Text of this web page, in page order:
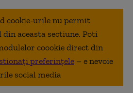
cookie-urile nu permit
aceasta sectiune. Poti
coookie direct din
preferințele – e nevoie
social media